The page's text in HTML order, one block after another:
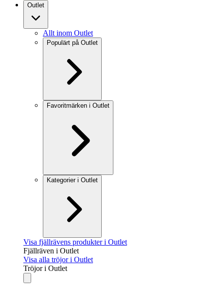
Outlet
Allt inom Outlet
Populärt på Outlet
Favoritmärken i Outlet
Kategorier i Outlet
Visa fjällrävens produkter i Outlet
Fjällräven i Outlet
Visa alla tröjor i Outlet
Tröjor i Outlet